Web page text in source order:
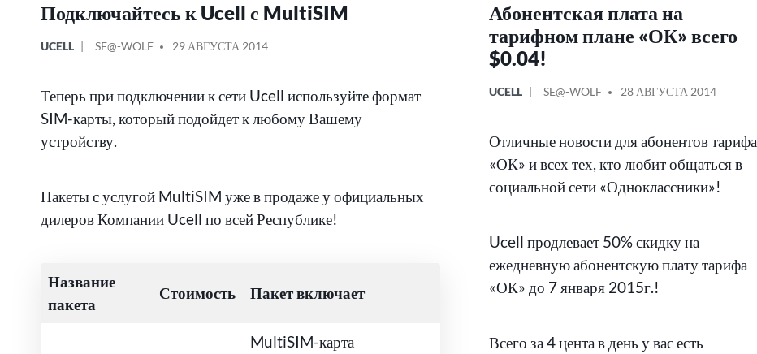
Подключайтесь к Ucell с MultiSIM
ОПУБЛИКОВАНО
UCELL
СООБЩЕНИЕ
SE@-WOLF 29 АВГУСТА 2014
Теперь при подключении к сети Ucell используйте формат
SIM-карты, который подойдет к любому Вашему
устройству.
Пакеты с услугой MultiSIM уже в продаже у официальных
дилеров Компании Ucell по всей Республике!
Название
пакета
Стоимость Пакет включает
MultiSIM-карта
Абонентская плата на
тарифном плане «ОК» всего
$0.04!
ОПУБЛИКОВАНО
UCELL
СООБЩЕНИЕ
SE@-WOLF 28 АВГУСТА 2014
Отличные новости для абонентов тарифа
«ОК» и всех тех, кто любит общаться в
социальной сети «Одноклассники»!
Ucell продлевает 50% скидку на
ежедневную абонентскую плату тарифа
«ОК» до 7 января 2015г.!
Всего за 4 цента в день у вас есть